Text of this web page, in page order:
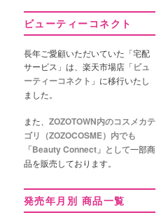
ビューティーコネクト
長年ご愛顧いただいていた「宅配
サービス」は、楽天市場店「ビュ
ーティーコネクト 」に移行いたし
ました。
また、 ZOZOTOWN内のコスメカテ
ゴリ（ZOZOCOSME）内でも
「Beauty Connect」として一部商
品を販売しております。
発売年月別 商品一覧